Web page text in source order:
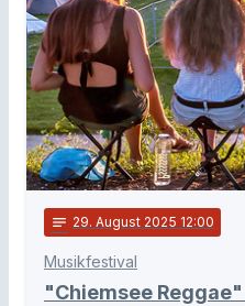
notes 29. August 2025 12:00
Musikfestival
"Chiemsee